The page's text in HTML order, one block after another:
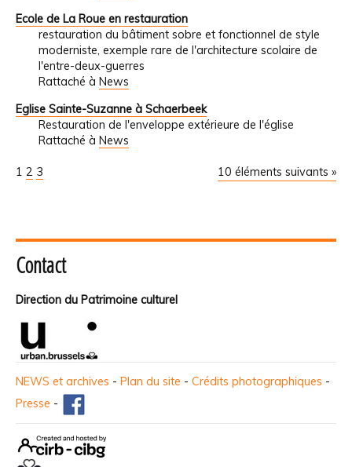
Ecole de La Roue en restauration
restauration du bâtiment sobre et fonctionnel de style
moderniste, exemple rare de l'architecture scolaire de
l'entre-deux-guerres
Rattaché à News
Eglise Sainte-Suzanne à Schaerbeek
Restauration de l'enveloppe extérieure de l'église
Rattaché à News
10 éléments suivants »
1 2 3
Contact
Direction du Patrimoine culturel
NEWS et archives - Plan du site - Crédits photographiques -
Presse -